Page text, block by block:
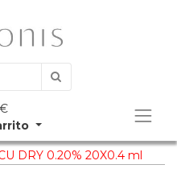
€
DRY 0.20% 20X0.4 ml